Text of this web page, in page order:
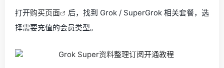
打开购买页面
后，找到 Grok / SuperGrok 相关套餐，选
择需要充值的会员类型。